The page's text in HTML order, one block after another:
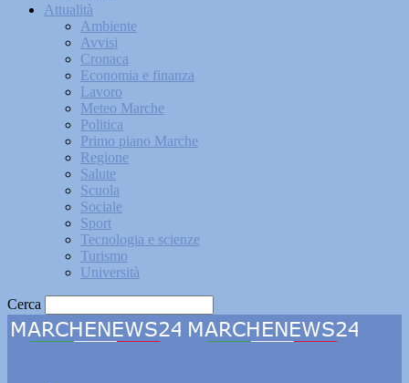
Attualità
Ambiente
Avvisi
Cronaca
Economia e finanza
Lavoro
Meteo Marche
Politica
Primo piano Marche
Regione
Salute
Scuola
Sociale
Sport
Tecnologia e scienze
Turismo
Università
Cerca